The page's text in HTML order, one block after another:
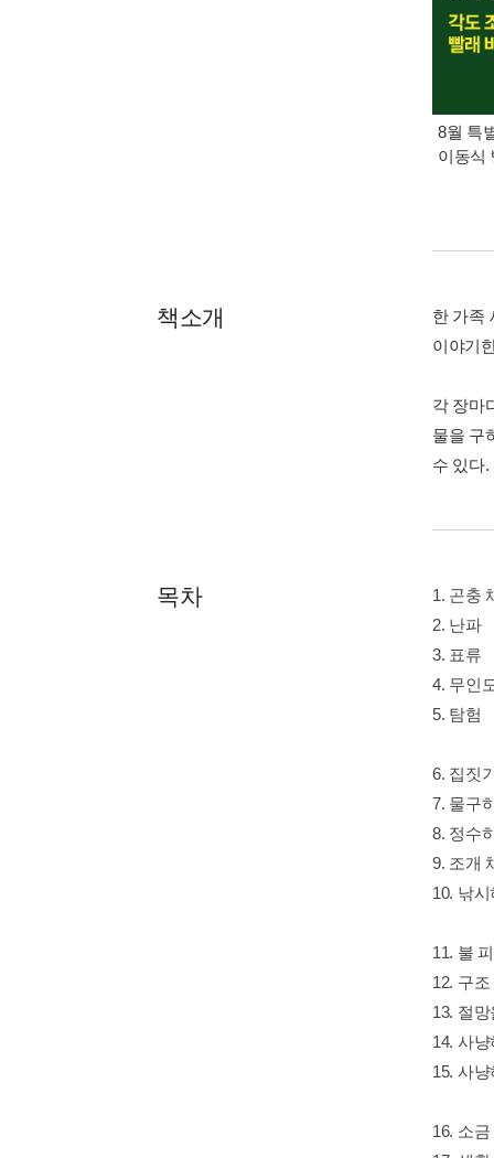
8월 특
이동식
책소개
한 가족
이야기
각 장마
물을 구
수 있다.
목차
1. 곤충
2. 난파
3. 표류
4. 무인
5. 탐험
6. 집짓
7. 물구
8. 정수
9. 조개
10. 낚
11. 불
12. 구
13. 절
14. 사
15. 사
16. 소